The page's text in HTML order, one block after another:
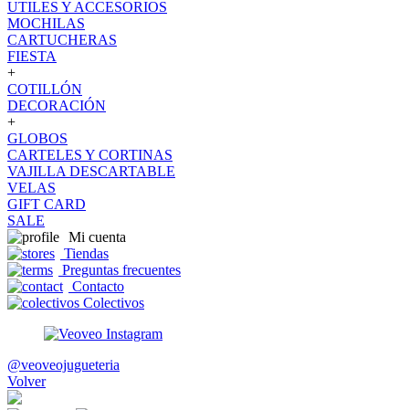
UTILES Y ACCESORIOS
MOCHILAS
CARTUCHERAS
FIESTA
+
COTILLÓN
DECORACIÓN
+
GLOBOS
CARTELES Y CORTINAS
VAJILLA DESCARTABLE
VELAS
GIFT CARD
SALE
Mi cuenta
Tiendas
Preguntas frecuentes
Contacto
Colectivos
@veoveojugueteria
Volver